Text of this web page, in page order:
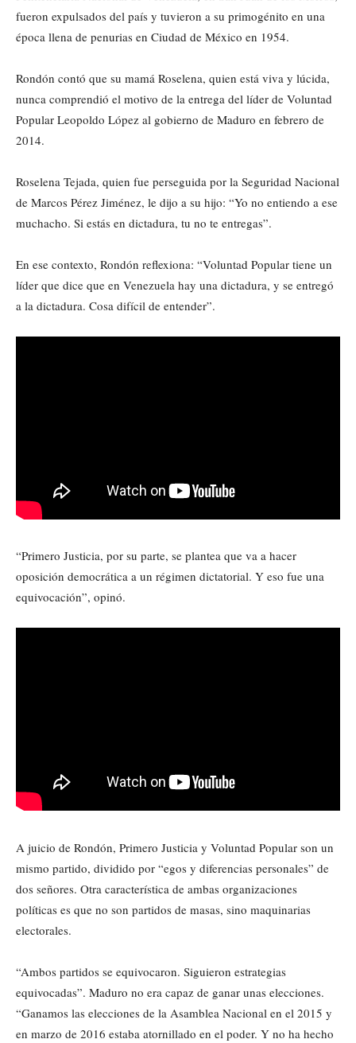
fueron expulsados del país y tuvieron a su primogénito en una
época llena de penurias en Ciudad de México en 1954.
Rondón contó que su mamá Roselena, quien está viva y lúcida,
nunca comprendió el motivo de la entrega del líder de Voluntad
Popular Leopoldo López al gobierno de Maduro en febrero de
2014.
Roselena Tejada, quien fue perseguida por la Seguridad Nacional
de Marcos Pérez Jiménez, le dijo a su hijo: “Yo no entiendo a ese
muchacho. Si estás en dictadura, tu no te entregas”.
En ese contexto, Rondón reflexiona: “Voluntad Popular tiene un
líder que dice que en Venezuela hay una dictadura, y se entregó
a la dictadura. Cosa difícil de entender”.
“Primero Justicia, por su parte, se plantea que va a hacer
oposición democrática a un régimen dictatorial. Y eso fue una
equivocación”, opinó.
A juicio de Rondón, Primero Justicia y Voluntad Popular son un
mismo partido, dividido por “egos y diferencias personales” de
dos señores. Otra característica de ambas organizaciones
políticas es que no son partidos de masas, sino maquinarias
electorales.
“Ambos partidos se equivocaron. Siguieron estrategias
equivocadas”. Maduro no era capaz de ganar unas elecciones.
“Ganamos las elecciones de la Asamblea Nacional en el 2015 y
en marzo de 2016 estaba atornillado en el poder. Y no ha hecho